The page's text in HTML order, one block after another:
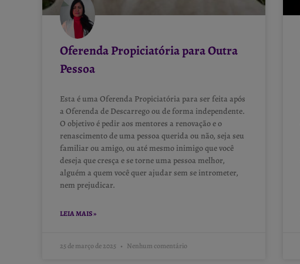
Oferenda Propiciatória para Outra
Pessoa
Esta é uma Oferenda Propiciatória para ser feita após
a Oferenda de Descarrego ou de forma independente.
O objetivo é pedir aos mentores a renovação e o
renascimento de uma pessoa querida ou não, seja seu
familiar ou amigo, ou até mesmo inimigo que você
deseja que cresça e se torne uma pessoa melhor,
alguém a quem você quer ajudar sem se intrometer,
nem prejudicar.
LEIA MAIS »
25 de março de 2025 Nenhum comentário